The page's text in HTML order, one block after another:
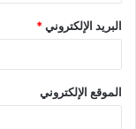
البريد الإلكتروني*
الموقع الإلكتروني